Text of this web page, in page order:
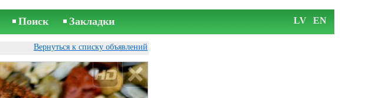
Поиск Закладки LV EN
Вернуться к списку объявлений